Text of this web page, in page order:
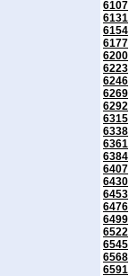
6107
6131
6154
6177
6200
6223
6246
6269
6292
6315
6338
6361
6384
6407
6430
6453
6476
6499
6522
6545
6568
6591